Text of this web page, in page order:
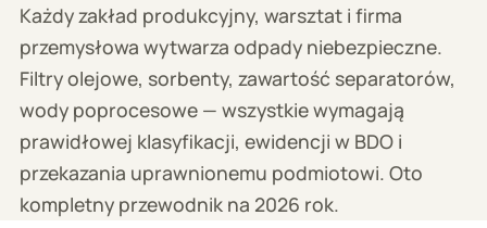
Każdy zakład produkcyjny, warsztat i firma
przemysłowa wytwarza odpady niebezpieczne.
Filtry olejowe, sorbenty, zawartość separatorów,
wody poprocesowe — wszystkie wymagają
prawidłowej klasyfikacji, ewidencji w BDO i
przekazania uprawnionemu podmiotowi. Oto
kompletny przewodnik na 2026 rok.